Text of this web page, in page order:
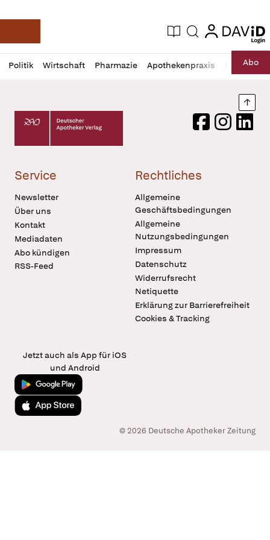
Deutsche Apotheker Zeitung
Aktuelle Ausgabe
Suche login
login
Politik Wirtschaft Pharmazie Apothekenpraxis RechtAbo
Profil
öffnen
Daz
Pur
Deutscher Apotheker Verlag Logo
FacebookInstagram
Service
Newsletter
Über uns
Kontakt
Mediadaten
Abo kündigen
RSS-Feed
Rechtliches
Allgemeine
Geschäftsbedingungen
Allgemeine
Nutzungsbedingungen
Impressum
Datenschutz
Widerrufsrecht
Netiquette
Erklärung zur Barrierefreiheit
Cookies & Tracking
Jetzt auch als App für iOS
und Android
Jetzt bei Google Play
Laden im App Store
© 2026 Deutsche Apotheker Zeitung